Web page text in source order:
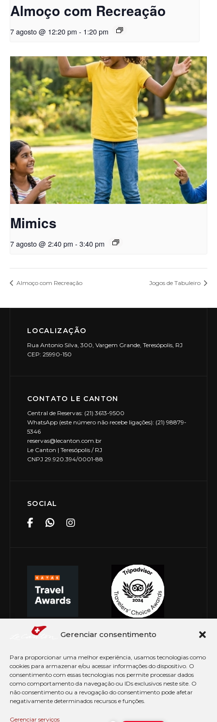
Gerenciar consentimento
Para proporcionar uma melhor experiência, usamos tecnologias como
cookies para armazenar e/ou acessar informações do dispositivo. O
consentimento com essas tecnologias nos permite processar dados
como comportamento da navegação ou IDs exclusivos neste site. O
não consentimento ou a revogação do consentimento pode afetar
negativamente determinados recursos e funções.
Gerenciar serviços
Almoço com Recreação
7 agosto @ 12:20 pm - 1:20 pm
Mimics
7 agosto @ 2:40 pm - 3:40 pm
Almoço com Recreação Jogos de Tabuleiro
LOCALIZAÇÃO
Rua Antonio Silva, 300, Vargem Grande, Teresópolis, RJ
CEP: 25990-150
CONTATO LE CANTON
Central de Reservas: (21) 3613-9500
WhatsApp (este número não recebe ligações): (21) 98879-
5346
reservas@lecanton.com.br
Le Canton | Teresópolis / RJ
CNPJ 29.920.394/0001-88
SOCIAL
© Copyright 2026 Le Canton. Todos os direitos